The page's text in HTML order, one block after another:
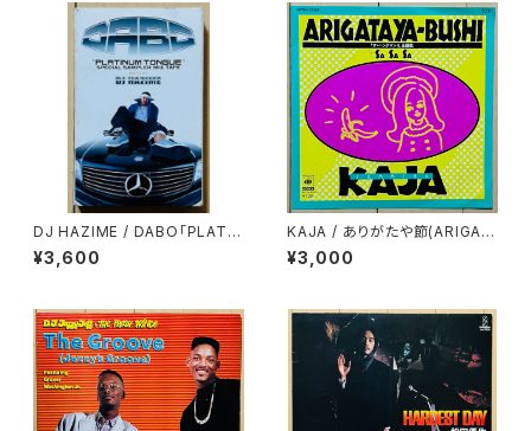
DJ HAZIME / DABO「PLATIN
UM TONGUE」SPECIAL SA
MPLER MIXTAPE
¥3,600
KAJA / ありがたや節(ARIGAT
AYA-BUSHI)
¥3,000